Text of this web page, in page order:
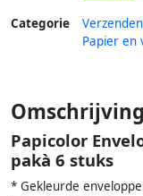
Categorie
Papier en
Omschrijving
Papicolor
pakà 6 stuks
* Gekleurde